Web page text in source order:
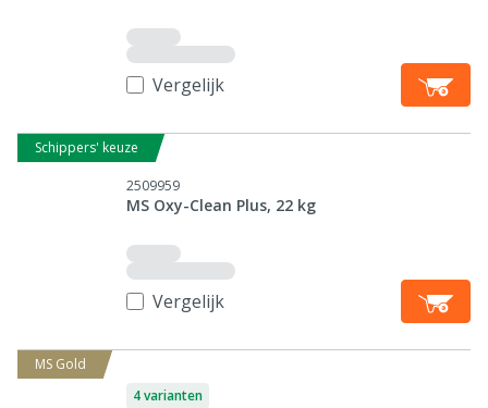
Vergelijk
Schippers' keuze
2509959
MS Oxy-Clean Plus, 22 kg
Vergelijk
MS Gold
4 varianten